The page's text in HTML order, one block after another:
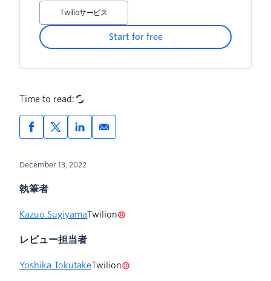
Twilioサービス
Start for free
Time to read:
December 13, 2022
執筆者
Kazuo SugiyamaTwilion
レビュー担当者
Yoshika TokutakeTwilion